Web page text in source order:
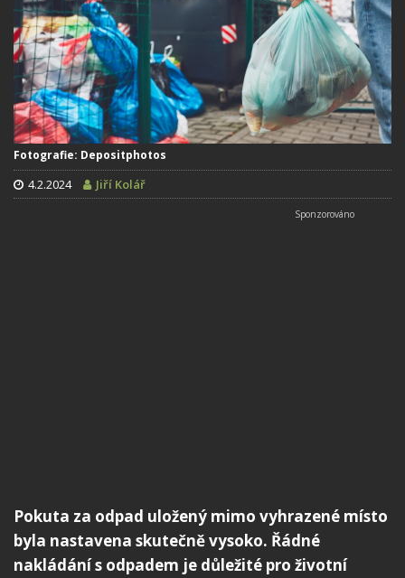
Fotografie: Depositphotos
4.2.2024 Jiří Kolář
Pokuta za odpad uložený mimo vyhrazené místo
byla nastavena skutečně vysoko. Řádné
nakládání s odpadem je důležité pro životní